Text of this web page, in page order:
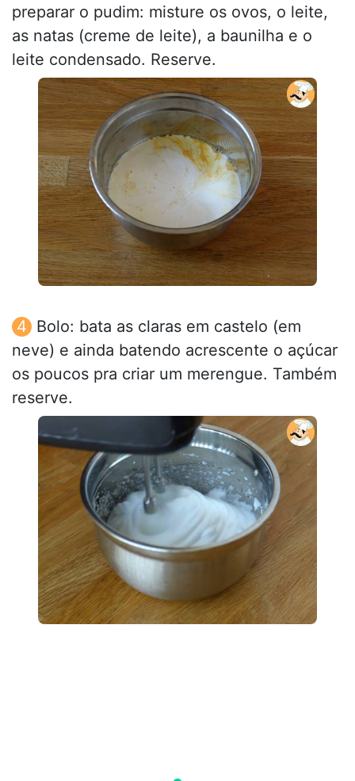
preparar o pudim: misture os ovos, o leite,
as natas (creme de leite), a baunilha e o
leite condensado. Reserve.
Bolo: bata as claras em castelo (em
neve) e ainda batendo acrescente o açúcar
os poucos pra criar um merengue. Também
reserve.